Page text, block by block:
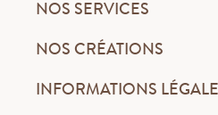
NOS SERVICES
NOS CRÉATIONS
INFORMATIONS